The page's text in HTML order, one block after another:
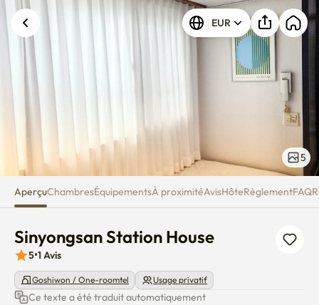
Sinyongsan Station House
EUR
5
AperçuChambresÉquipementsÀ proximitéAvisHôteRèglementFAQ
Sinyongsan Station House
5•1Avis
Goshiwon / One-roomtel Usage privatif
Ce texte a été traduit automatiquement